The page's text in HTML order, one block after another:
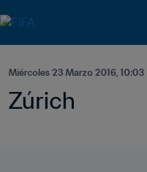
Miércoles 23 Marzo 2016, 10:03
Zúrich